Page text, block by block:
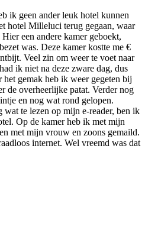
ik geen ander leuk hotel kunnen
hotel Milleluci terug gegaan, waar
een andere kamer geboekt,
was. Deze kamer kostte me €
Veel zin om weer te voet naar
ik niet na deze zware dag, dus
het gemak heb ik weer gegeten bij
de overheerlijke patat. Verder nog
en nog wat rond gelopen.
te lezen op mijn e-reader, ben ik
Op de kamer heb ik met mijn
met mijn vrouw en zoons gemaild.
internet. Wel vreemd was dat